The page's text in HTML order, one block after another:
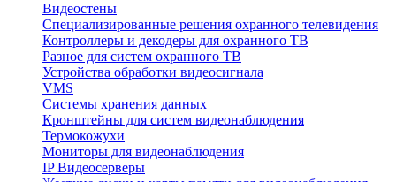
Видеостены
Специализированные решения охранного телевидения
Контроллеры и декодеры для охранного ТВ
Разное для систем охранного ТВ
Устройства обработки видеосигнала
VMS
Системы хранения данных
Кронштейны для систем видеонаблюдения
Термокожухи
Мониторы для видеонаблюдения
IP Видеосерверы